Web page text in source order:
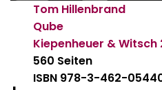
Tom Hillenbrand
Qube
Kiepenheuer & Witsch
560 Seiten
ISBN 978-3-462-